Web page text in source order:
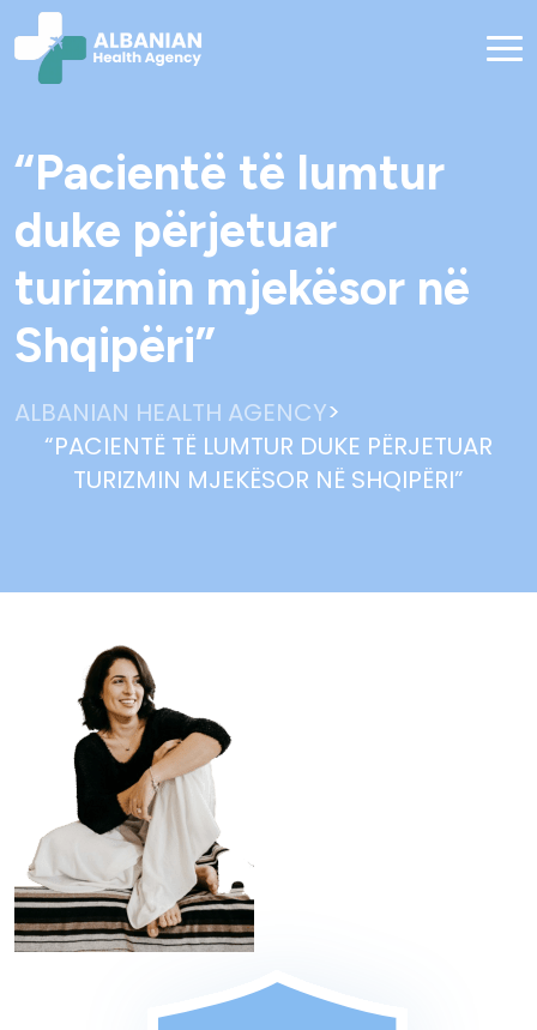
“Pacientë të lumtur
duke përjetuar
turizmin mjekësor në
Shqipëri”
ALBANIAN HEALTH AGENCY>
“PACIENTË TË LUMTUR DUKE PËRJETUAR
TURIZMIN MJEKËSOR NË SHQIPËRI”